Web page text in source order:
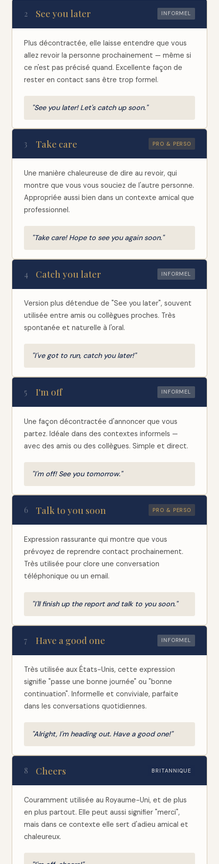
2 See you later INFORMEL
Plus décontractée, elle laisse entendre que vous
allez revoir la personne prochainement — même si
ce n'est pas précisé quand. Excellente façon de
rester en contact sans être trop formel.
"See you later! Let's catch up soon."
3 Take care PRO & PERSO
Une manière chaleureuse de dire au revoir, qui
montre que vous vous souciez de l'autre personne.
Appropriée aussi bien dans un contexte amical que
professionnel.
"Take care! Hope to see you again soon."
4 Catch you later INFORMEL
Version plus détendue de "See you later", souvent
utilisée entre amis ou collègues proches. Très
spontanée et naturelle à l'oral.
"I've got to run, catch you later!"
5 I'm off INFORMEL
Une façon décontractée d'annoncer que vous
partez. Idéale dans des contextes informels —
avec des amis ou des collègues. Simple et direct.
"I'm off! See you tomorrow."
6 Talk to you soon PRO & PERSO
Expression rassurante qui montre que vous
prévoyez de reprendre contact prochainement.
Très utilisée pour clore une conversation
téléphonique ou un email.
"I'll finish up the report and talk to you soon."
7 Have a good one INFORMEL
Très utilisée aux États-Unis, cette expression
signifie "passe une bonne journée" ou "bonne
continuation". Informelle et conviviale, parfaite
dans les conversations quotidiennes.
"Alright, I'm heading out. Have a good one!"
8 Cheers BRITANNIQUE
Couramment utilisée au Royaume-Uni, et de plus
en plus partout. Elle peut aussi signifier "merci",
mais dans ce contexte elle sert d'adieu amical et
chaleureux.